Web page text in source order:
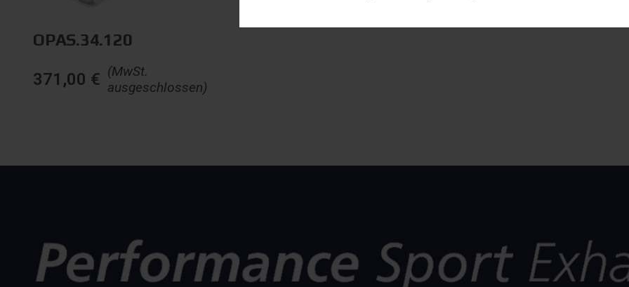
OPAS.34.120
(MwSt.
ausgeschlossen)
371,00 €